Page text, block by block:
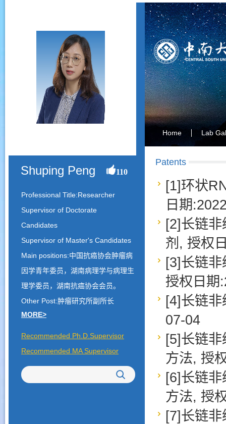
Shuping Peng 110
Professional Title:Researcher
Supervisor of Doctorate
Candidates
Supervisor of Master's Candidates
Main positions:中国抗癌协会肿瘤病
因学青年委员，湖南病理学与病理生
理学委员，湖南抗癌协会会员。
Other Post:肿瘤研究所副所长
MORE>
Recommended Ph.D.Supervisor
Recommended MA Supervisor
Home Lab
Patents
[1]环状
日期
[2]长链
剂, 授权
[3]长链
授权日期
[4]长链
07-04
[5]长链
方法, 授
[6]长链
方法, 授
[7]长链